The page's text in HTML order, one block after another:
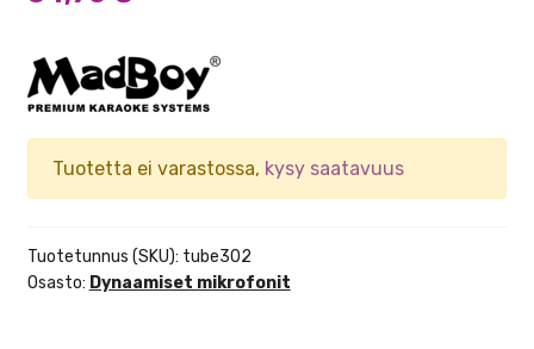
Tuotetta ei varastossa, kysy saatavuus
Tuotetunnus (SKU): tube302
Osasto: Dynaamiset mikrofonit